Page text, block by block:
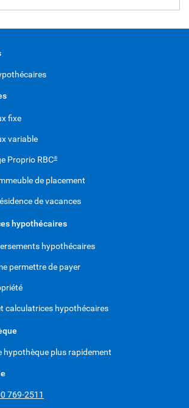
fixe
variable
Proprio RBC®
de placement
de vacances
hypothécaires
hypothécaires
permettre de payer
calculatrices hypothécaires
hypothèque plus rapidement
769-2511